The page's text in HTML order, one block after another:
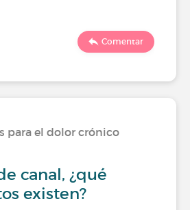
Comentar
para el dolor crónico
canal, ¿qué
existen?